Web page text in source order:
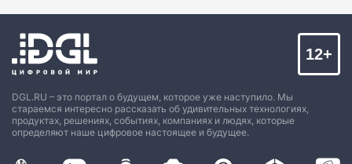
DGL.RU – это портал о будущем, которое уже наступило. Мы
стараемся интересно рассказать об удивительных технологиях,
продуктах, решениях, событиях, компаниях и людях, которые
определяют наше цифровое настоящее и будущее.
12+